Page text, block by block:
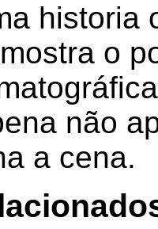
historia
o
não
a cena.